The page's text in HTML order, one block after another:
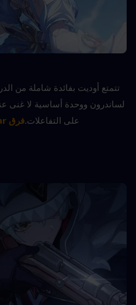
على التفاعلات.فرق Stellar التي تركز على التفاعلات.